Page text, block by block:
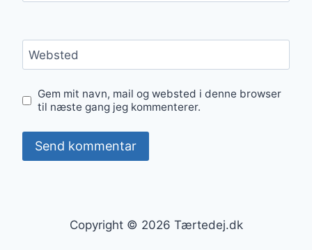
Websted
Gem mit navn, mail og websted i denne browser
til næste gang jeg kommenterer.
Copyright © 2026 Tærtedej.dk